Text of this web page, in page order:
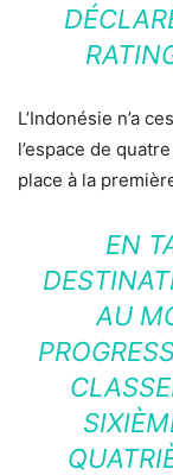
L’Indonésie n’a
l’espace de
place à la
EN
AU